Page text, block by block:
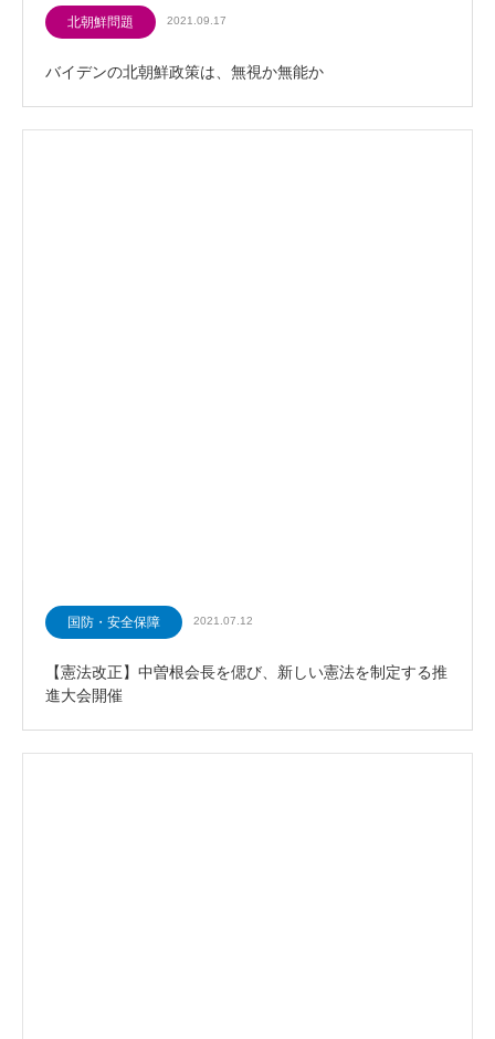
北朝鮮問題 2021.09.17
バイデンの北朝鮮政策は、無視か無能か
国防・安全保障 2021.07.12
【憲法改正】中曽根会長を偲び、新しい憲法を制定する推
進大会開催